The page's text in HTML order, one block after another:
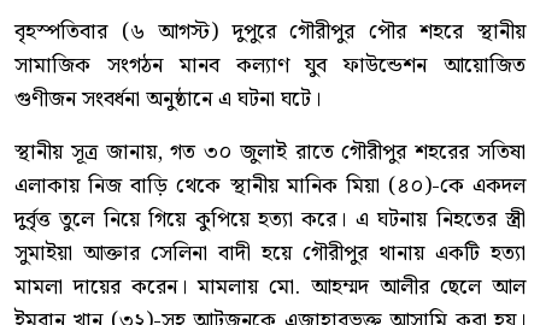
বৃহস্পতিবার (৬ আগস্ট) দুপুরে গৌরীপুর পৌর শহরে স্থানীয়
সামাজিক সংগঠন মানব কল্যাণ যুব ফাউন্ডেশন আয়োজিত
গুণীজন সংবর্ধনা অনুষ্ঠানে এ ঘটনা ঘটে।
স্থানীয় সূত্র জানায়, গত ৩০ জুলাই রাতে গৌরীপুর শহরের সতিষা
এলাকায় নিজ বাড়ি থেকে স্থানীয় মানিক মিয়া (৪০)-কে একদল
দুর্বৃত্ত তুলে নিয়ে গিয়ে কুপিয়ে হত্যা করে। এ ঘটনায় নিহতের স্ত্রী
সুমাইয়া আক্তার সেলিনা বাদী হয়ে গৌরীপুর থানায় একটি হত্যা
মামলা দায়ের করেন। মামলায় মো. আহম্মদ আলীর ছেলে আল